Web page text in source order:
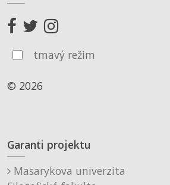
tmavý režim
© 2026
Garanti projektu
Masarykova univerzita